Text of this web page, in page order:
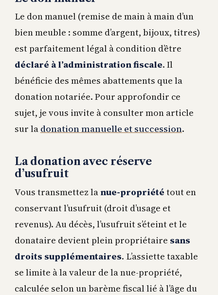
Le don manuel (remise de main à main d’un
bien meuble : somme d’argent, bijoux, titres)
est parfaitement légal à condition d’être
déclaré à l’administration fiscale. Il
bénéficie des mêmes abattements que la
donation notariée. Pour approfondir ce
sujet, je vous invite à consulter mon article
sur la donation manuelle et succession.
La donation avec réserve
d’usufruit
Vous transmettez lanue-propriété tout en
conservant l’usufruit (droit d’usage et
revenus). Au décès, l’usufruit s’éteint et le
donataire devient plein propriétaire sans
droits supplémentaires. L’assiette taxable
se limite à la valeur de la nue-propriété,
calculée selon un barème fiscal lié à l’âge du